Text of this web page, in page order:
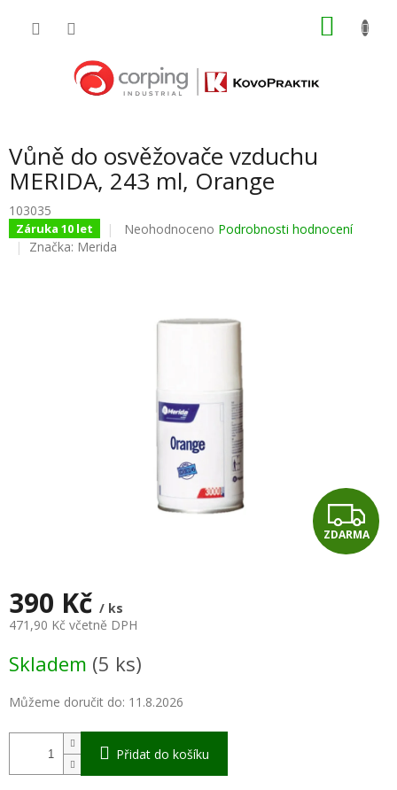
Vůně do osvěžovače vzduchu
MERIDA, 243 ml, Orange
103035
Záruka 10 let
Průměrné
Neohodnoceno Podrobnosti hodnocení
Značka: Merida
Z
D
ZDARMA
390 Kč / ks
471,90 Kč včetně DPH
cena:
Skladem (5 ks)
Můžeme doručit do: 11.8.2026
Přidat do košíku